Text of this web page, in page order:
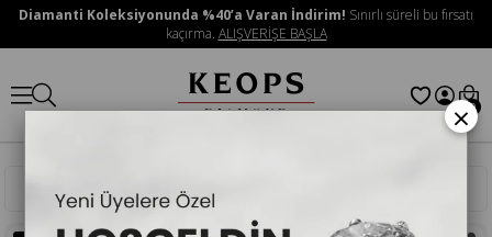
Diamanti Koleksiyonunda %40’a Varan İndirim! Sınırlı süreli bu fırsatı
kaçırma. ALIŞVERİŞE BAŞLA
0
Sıralama
×